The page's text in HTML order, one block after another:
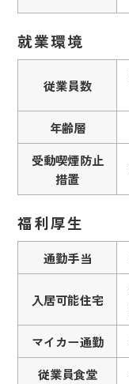
就業環境
従業員数
年齢層
受動喫煙防止
措置
福利厚生
通勤手当
入居可能住宅
マイカー通勤
従業員食堂